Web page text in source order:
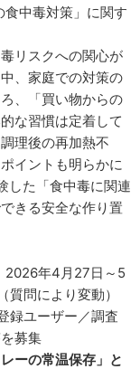
食中毒対策」に関す
リスクへの関心が
、家庭での対策の
、「買い物からの
な習慣は定着して
理後の再加熱不
イントも明らかに
した「食中毒に関連
きる安全な作り置
2026年4月27日～5
問により変動）
録ユーザー／調査
募集
ーの常温保存」と